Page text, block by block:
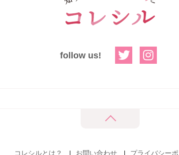
follow us!
コレシルとは？ お問い合わせ プライバシー